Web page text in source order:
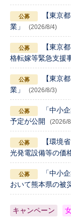
【東京
業」
(2026/8/4)
【東京
格転嫁等緊急支援
【東京
業」
(2026/8/3)
「中小
予定が公開
(2026/
【環境
光発電設備等の価
「中小
おいて熊本県の被
キャンペーン